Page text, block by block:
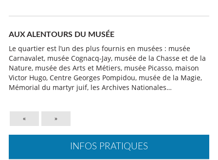
AUX ALENTOURS DU MUSÉE
Le quartier est l’un des plus fournis en musées : musée
Carnavalet, musée Cognacq-Jay, musée de la Chasse et de la
Nature, musée des Arts et Métiers, musée Picasso, maison
Victor Hugo, Centre Georges Pompidou, musée de la Magie,
Mémorial du martyr juif, les Archives Nationales…
« »
INFOS PRATIQUES